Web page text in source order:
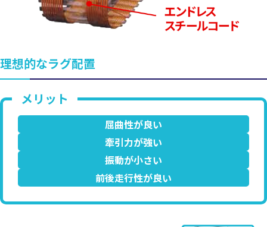
理想的なラグ配置
屈曲性が良い
牽引力が強い
振動が小さい
前後走行性が良い